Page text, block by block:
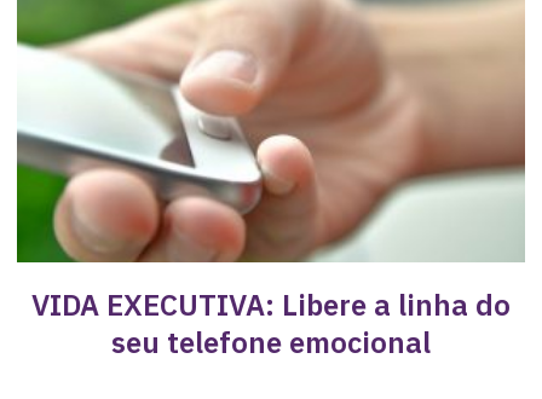
VIDA EXECUTIVA: Libere a linha do
seu telefone emocional